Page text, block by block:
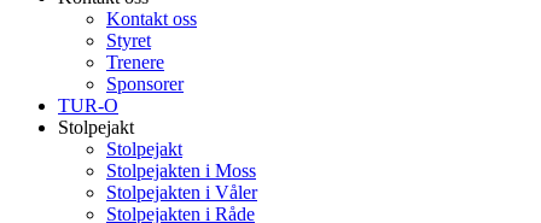
Kontakt oss
Styret
Trenere
Sponsorer
TUR-O
Stolpejakt
Stolpejakt
Stolpejakten i Moss
Stolpejakten i Våler
Stolpejakten i Råde